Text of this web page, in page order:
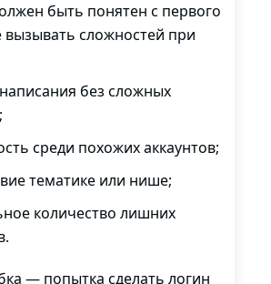
быть понятен с первого
вызывать сложностей при
без сложных
среди похожих аккаунтов;
тематике или нише;
количество лишних
— попытка сделать логин